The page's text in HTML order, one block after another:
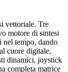
vettoriale. Tre
motore di sintesi
nel tempo, dando
cuore digitale,
dinamici, joystick
completa matrice